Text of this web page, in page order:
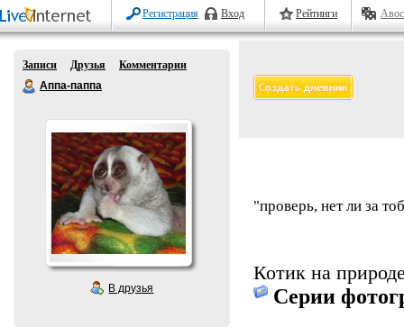
Регистрация Вход Рейтинги
Записи Друзья
Комментарии
Аппа-паппа
В друзья
"проверь, нет ли за
Котик на
Серии